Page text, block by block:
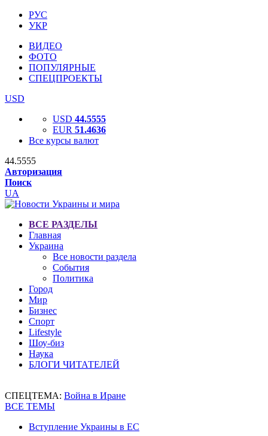
РУС
УКР
ВИДЕО
ФОТО
ПОПУЛЯРНЫЕ
СПЕЦПРОЕКТЫ
USD
USD 44.5555
EUR 51.4636
Все курсы валют
44.5555
Авторизация
Поиск
UA
ВСЕ РАЗДЕЛЫ
Главная
Украина
Все новости раздела
События
Политика
Город
Мир
Бизнес
Спорт
Lifestyle
Шоу-биз
Наука
БЛОГИ ЧИТАТЕЛЕЙ
СПЕЦТЕМА: Война в Иране
ВСЕ ТЕМЫ
Вступление Украины в ЕС